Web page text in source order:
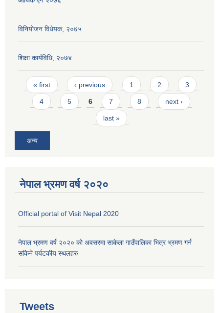
विनियाेजन विधेयक, २०७५
शिक्षा कार्यविधि, २०७४
Pages
« first ‹ previous 1 2 3
4 5 6 7 8 next ›
last »
अन्य
नेपाल भ्रमण वर्ष २०२०
Official portal of Visit Nepal 2020
नेपाल भ्रमण वर्ष २०२० को अवसरमा साकेला गाउँपालिका भित्र भ्रमण गर्न
सकिने पर्यटकीय स्थलहरु
Tweets